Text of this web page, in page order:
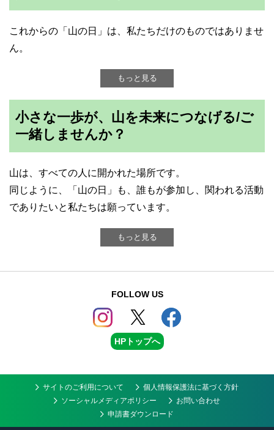
これからの「山の日」は、私たちだけのものではありませ
ん。
もっと見る
小さな一歩が、山を未来につなげる/ご
一緒しませんか？
山は、すべての人に開かれた場所です。
同じように、「山の日」も、誰もが参加し、関われる活動
でありたいと私たちは願っています。
もっと見る
FOLLOW US
HPトップへ
サイトのご利用について
個人情報保護法に基づく方針
ソーシャルメディアポリシー
お問い合わせ
申請書ダウンロード